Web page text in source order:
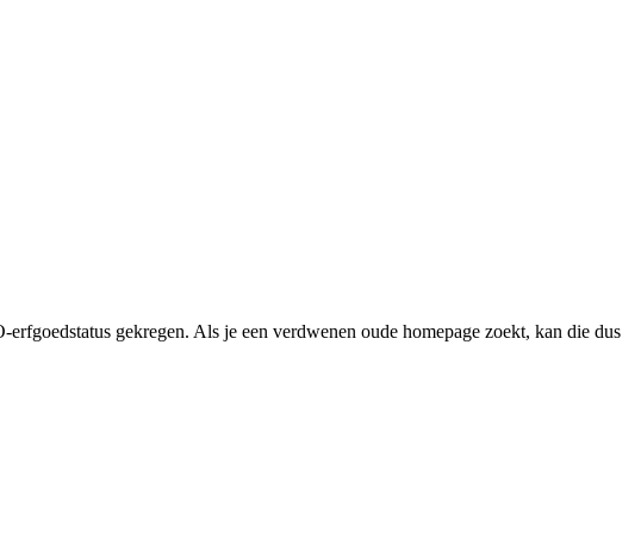
gekregen. Als je een verdwenen oude homepage zoekt, kan die dus